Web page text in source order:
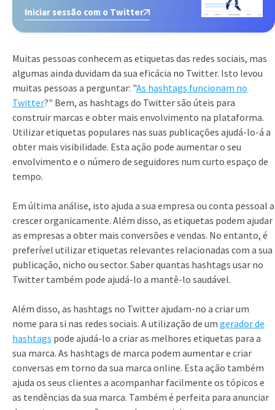
Iniciar sessão com o Twitter
Muitas pessoas conhecem as etiquetas das redes sociais, mas
algumas ainda duvidam da sua eficácia no Twitter. Isto levou
muitas pessoas a perguntar: "As hashtags funcionam no
Twitter?" Bem, as hashtags do Twitter são úteis para
construir marcas e obter mais envolvimento na plataforma.
Utilizar etiquetas populares nas suas publicações ajudá-lo-á a
obter mais visibilidade. Esta ação pode aumentar o seu
envolvimento e o número de seguidores num curto espaço de
tempo.
Em última análise, isto ajuda a sua empresa ou conta pessoal a
crescer organicamente. Além disso, as etiquetas podem ajudar
as empresas a obter mais conversões e vendas. No entanto, é
preferível utilizar etiquetas relevantes relacionadas com a sua
publicação, nicho ou sector. Saber quantas hashtags usar no
Twitter também pode ajudá-lo a mantê-lo saudável.
Além disso, as hashtags no Twitter ajudam-no a criar um
nome para si nas redes sociais. A utilização de um gerador de
hashtags pode ajudá-lo a criar as melhores etiquetas para a
sua marca. As hashtags de marca podem aumentar e criar
conversas em torno da sua marca online. Esta ação também
ajuda os seus clientes a acompanhar facilmente os tópicos e
as tendências da sua marca. Também é perfeita para anunciar